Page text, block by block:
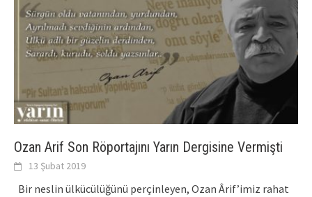
Ozan Arif Son Röportajını Yarın Dergisine Vermişti
13 Şubat 2019
Bir neslin ülkücülüğünü perçinleyen, Ozan Ârif’imiz rahat